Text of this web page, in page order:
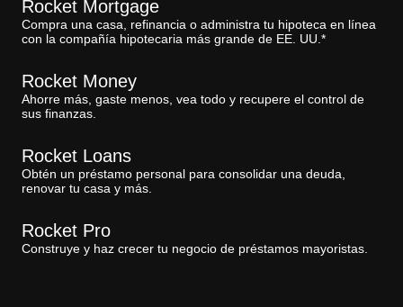
Rocket Mortgage
Compra una casa, refinancia o administra tu hipoteca en línea
con la compañía hipotecaria más grande de EE. UU.*
Rocket Money
Ahorre más, gaste menos, vea todo y recupere el control de
sus finanzas.
Rocket Loans
Obtén un préstamo personal para consolidar una deuda,
renovar tu casa y más.
Rocket Pro
Construye y haz crecer tu negocio de préstamos mayoristas.